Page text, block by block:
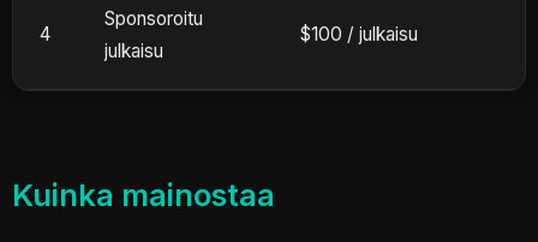
4
Sponsoroitu
julkaisu
$100 / julkaisu
Kuinka mainostaa